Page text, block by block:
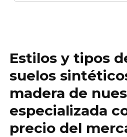
Estilos y tipos
suelos
madera de
especializada
precio del